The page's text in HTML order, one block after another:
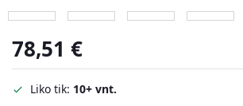
78,51 €
Liko tik: 10+ vnt.